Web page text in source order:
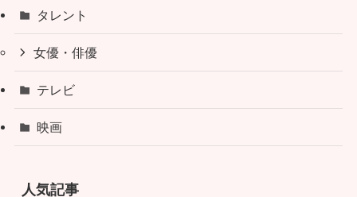
タレント
女優・俳優
テレビ
映画
人気記事